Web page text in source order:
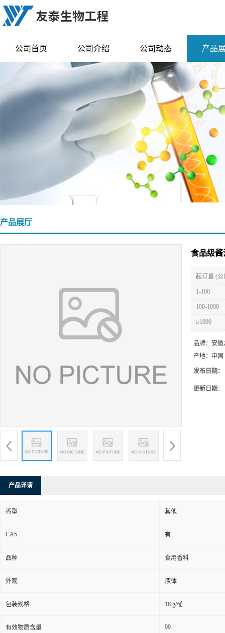
公司首页 公司介绍 公司动态 产品
产品展厅
食品级酱
起订量 (公
1-100
100-1000
≥1000
品牌： 安徽
产地： 中国
发布日期：
更新日期：
产品详请
香型 其他
CAS 有
品种 食用香料
外观 液体
包装规格 1Kg/桶
有效物质含量 99